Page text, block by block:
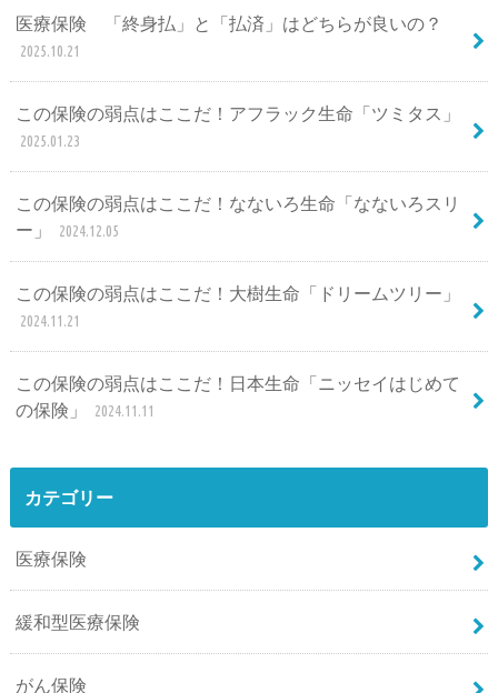
医療保険 「終身払」と「払済」はどちらが良いの？
2025.10.21
この保険の弱点はここだ！アフラック生命「ツミタス」
2025.01.23
この保険の弱点はここだ！なないろ生命「なないろスリ
ー」
2024.12.05
この保険の弱点はここだ！大樹生命「ドリームツリー」
2024.11.21
この保険の弱点はここだ！日本生命「ニッセイはじめて
の保険」
2024.11.11
カテゴリー
医療保険
緩和型医療保険
がん保険